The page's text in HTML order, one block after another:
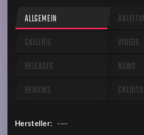
ALLGEMEIN
GALLERIE
VIDEOS
RELEASES
NEWS
REVIEWS
CREDITS
Hersteller: ----